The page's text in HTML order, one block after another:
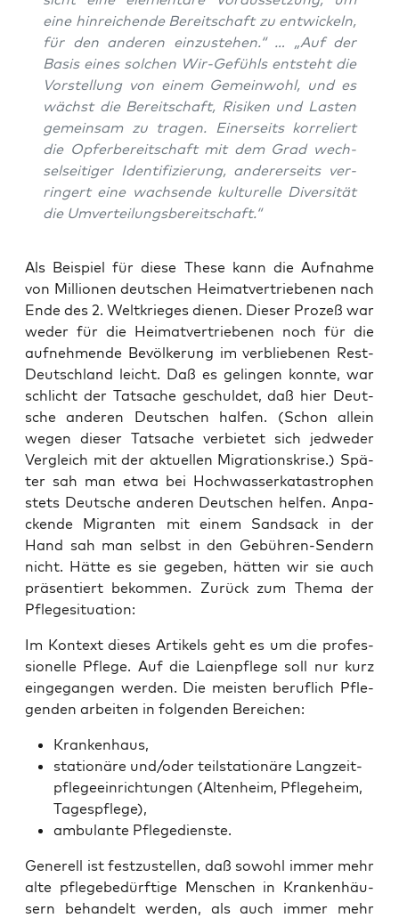
eine hin­rei­chen­de Bereit­schaft zu ent­wi­ckeln,
für den ande­ren ein­zu­ste­hen.“ … „Auf der
Basis eines sol­chen Wir-Gefühls ent­steht die
Vor­stel­lung von einem Gemein­wohl, und es
wächst die Bereit­schaft, Risi­ken und Las­ten
gemein­sam zu tra­gen. Einer­seits kor­re­liert
die Opfer­be­reit­schaft mit dem Grad wech­
sel­sei­ti­ger Iden­ti­fi­zie­rung, ande­rer­seits ver­
rin­gert eine wach­sen­de kul­tu­rel­le Diver­si­tät
die Umverteilungsbereitschaft.“
Als Bei­spiel für die­se The­se kann die Auf­nah­me
von Mil­lio­nen deut­schen Hei­mat­ver­trie­be­nen nach
Ende des 2. Welt­krie­ges die­nen. Die­ser Pro­zeß war
weder für die Hei­mat­ver­trie­be­nen noch für die
auf­neh­men­de Bevöl­ke­rung im ver­blie­be­nen Rest-
Deutsch­land leicht. Daß es gelin­gen konn­te, war
schlicht der Tat­sa­che geschul­det, daß hier Deut­
sche ande­ren Deut­schen hal­fen. (Schon allein
wegen die­ser Tat­sa­che ver­bie­tet sich jed­we­der
Ver­gleich mit der aktu­el­len Migra­ti­ons­kri­se.) Spä­
ter sah man etwa bei Hoch­was­ser­ka­ta­stro­phen
stets Deut­sche ande­ren Deut­schen hel­fen. Anpa­
cken­de Migran­ten mit einem Sand­sack in der
Hand sah man selbst in den Gebüh­ren-Sen­dern
nicht. Hät­te es sie gege­ben, hät­ten wir sie auch
prä­sen­tiert bekom­men. Zurück zum The­ma der
Pflegesituation:
Im Kon­text die­ses Arti­kels geht es um die pro­fes­
sio­nel­le Pfle­ge. Auf die Lai­en­pfle­ge soll nur kurz
ein­ge­gan­gen wer­den. Die meis­ten beruf­lich Pfle­
gen­den arbei­ten in fol­gen­den Bereichen:
Kran­ken­haus,
sta­tio­nä­re und/oder teil­sta­tio­nä­re Lang­zeit­
pfle­ge­ein­rich­tun­gen (Alten­heim, Pfle­ge­heim,
Tagespflege),
ambu­lan­te Pflegedienste.
Gene­rell ist fest­zu­stel­len, daß sowohl immer mehr
alte pfle­ge­be­dürf­ti­ge Men­schen in Kran­ken­häu­
sern behan­delt wer­den, als auch immer mehr